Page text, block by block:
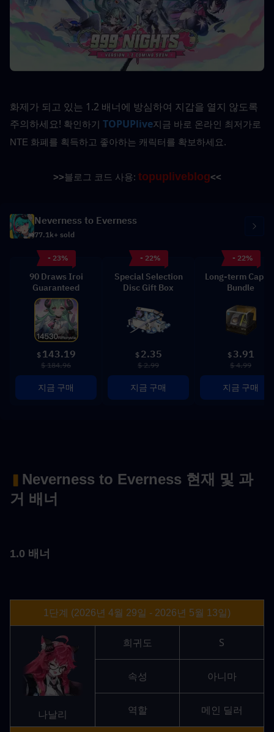
화제가 되고 있는 1.2 배너에 방심하여 지갑을 열지 않도록
주의하세요! 확인하기 TOPUPlive지금 바로 온라인 최저가로
NTE 화폐를 획득하고 좋아하는 캐릭터를 확보하세요.
>>블로그 코드 사용: topupliveblog<<
Neverness to Everness
77.1k+ sold
- 23%
90 Draws Iroi
Guaranteed
$ 143.19
$ 184.96
지금 구매
- 22%
Special Selection
Disc Gift Box
$ 2.35
$ 2.99
지금 구매
- 22%
Long-term
Bundle
$ 3.91
$ 4.99
지금 구매
Neverness to Everness 현재 및 과
거 배너
1.0 배너
1단계 (2026년 4월 29일 - 2026년 5월 13일)
나날리
희귀도 S
속성 아니마
역할 메인 딜러